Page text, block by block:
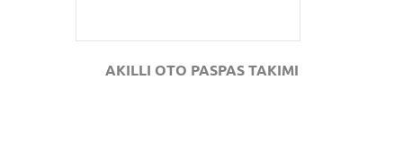
AKILLI OTO PASPAS TAKIMI